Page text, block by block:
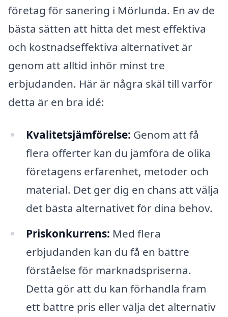
företag för sanering i Mörlunda. En av de
bästa sätten att hitta det mest effektiva
och kostnadseffektiva alternativet är
genom att alltid inhör minst tre
erbjudanden. Här är några skäl till varför
detta är en bra idé:
Kvalitetsjämförelse: Genom att få
flera offerter kan du jämföra de olika
företagens erfarenhet, metoder och
material. Det ger dig en chans att välja
det bästa alternativet för dina behov.
Priskonkurrens: Med flera
erbjudanden kan du få en bättre
förståelse för marknadspriserna.
Detta gör att du kan förhandla fram
ett bättre pris eller välja det alternativ